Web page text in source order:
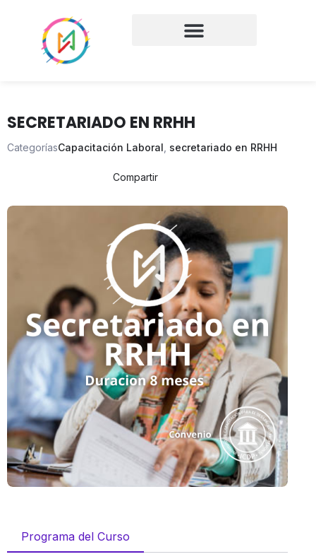
SECRETARIADO EN RRHH
CategoríasCapacitación Laboral secretariado en RRHH
Compartir
Programa del Curso